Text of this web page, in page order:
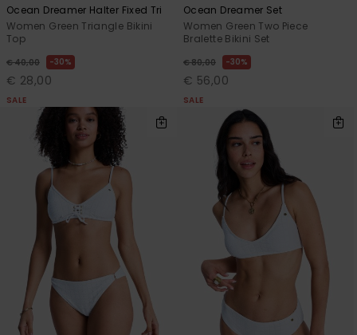
Ocean Dreamer Halter Fixed Tri
Women Green Triangle Bikini
Top
€ 40,00 30%
€ 28,00
SALE
Ocean Dreamer Set
Women Green Two Piece
Bralette Bikini Set
€ 80,00 30%
€ 56,00
SALE